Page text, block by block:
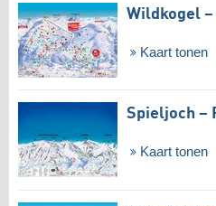
Wildkogel
Kaart tonen
Spieljoch –
Kaart tonen